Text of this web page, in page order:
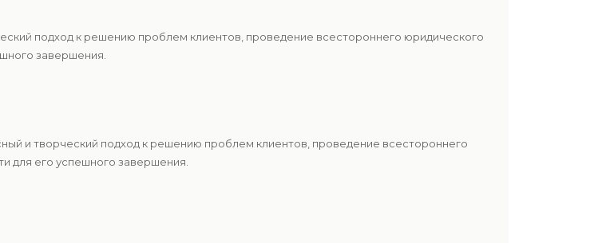
подход к решению проблем клиентов, проведение всестороннего юридического
завершения.
и творческий подход к решению проблем клиентов, проведение всестороннего
для его успешного завершения.